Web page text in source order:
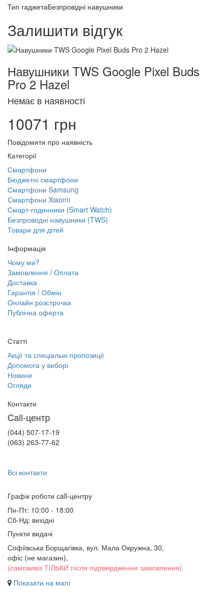
Тип гаджетаБезпровідні навушники
Залишити відгук
Навушники TWS Google Pixel Buds
Pro 2 Hazel
Немає в наявності
10071 грн
Повідомити про наявність
Категорії
Смартфони
Бюджетні смартфони
Смартфони Samsung
Смартфони Xiaomi
Смарт-годинники (Smart Watch)
Безпроводні навушники (TWS)
Товари для дітей
Інформація
Чому ми?
Замовлення / Оплата
Доставка
Гарантія / Обмін
Онлайн розстрочка
Публічна оферта
Статті
Акції та спеціальні пропозиції
Допомога у виборі
Новини
Огляди
Контакти
Call-центр
(044) 507-17-19
(063) 263-77-62
Всі контакти
Графік роботи сall-центру
Пн-Пт: 10:00 - 18:00
Сб-Нд: вихідні
Пункти видачі
Софіївська Борщагівка, вул. Мала Окружна, 30,
офіс (не магазин),
(самовивіз ТІЛЬКИ після підтвердження замовлення)
Показати на мапі